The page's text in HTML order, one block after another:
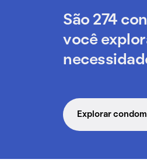
São 274
você
Explorar